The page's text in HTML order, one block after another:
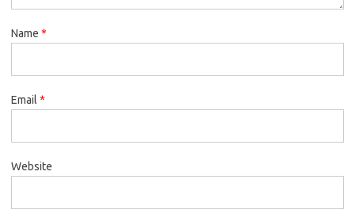
Name *
Email *
Website